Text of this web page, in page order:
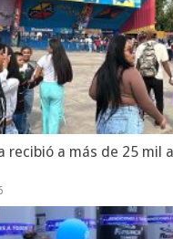
recibió a más de 25 mil